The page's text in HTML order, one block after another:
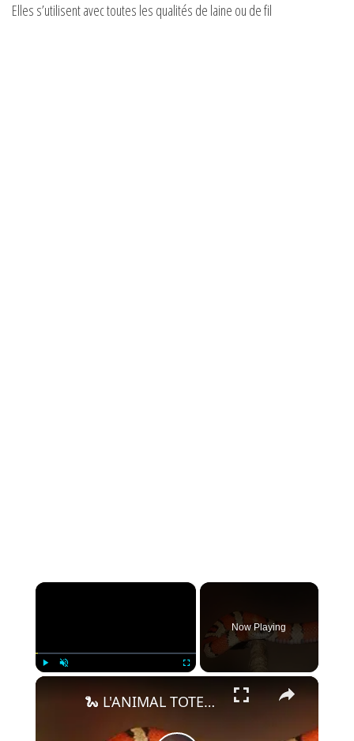
Elles s’utilisent avec toutes les qualités de laine ou de fil
×
Now Playing
×
🐍 L'ANIMAL TOTEM SERPENT : tout savoir !